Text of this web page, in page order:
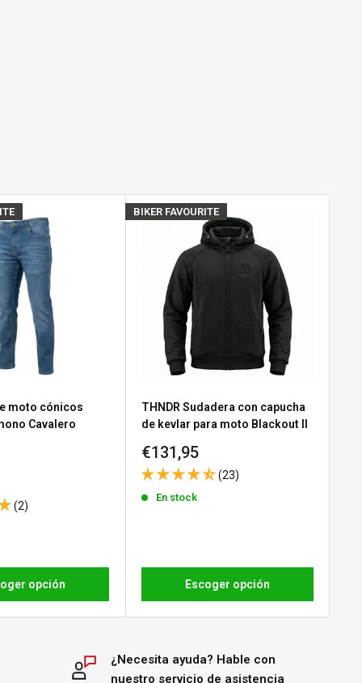
moto cónicos
Cavalero
(2)
opción
BIKER FAVOURITE
THNDR Sudadera con capucha
de kevlar para moto Blackout II
Precio
de
venta
€131,95
(23)
En stock
Escoger opción
¿Necesita ayuda? Hable con
nuestro servicio de asistencia